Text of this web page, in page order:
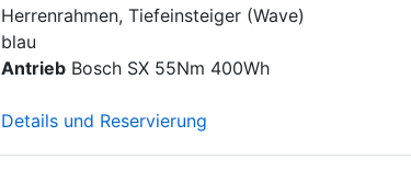
Herrenrahmen, Tiefeinsteiger (Wave)
blau
Antrieb Bosch SX 55Nm 400Wh
Details und Reservierung